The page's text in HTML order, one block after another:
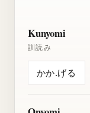
Kunyomi
訓読み
かか.げる